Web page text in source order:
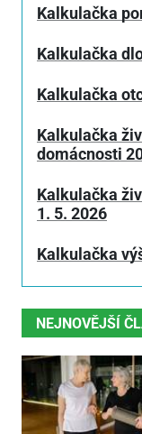
Kalkulačka
Kalkulačka
Kalkulačka
Kalkulačka
domácnosti
Kalkulačka
1. 5. 2026
Kalkulačka
NEJNOVĚJŠÍ